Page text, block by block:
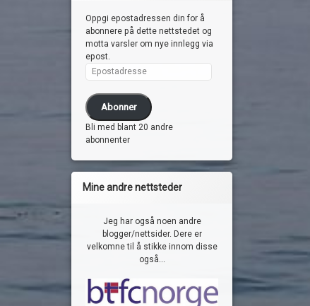
Oppgi epostadressen din for å
abonnere på dette nettstedet og
motta varsler om nye innlegg via
epost.
Epostadresse
Abonner
Bli med blant 20 andre
abonnenter
Mine andre nettsteder
Jeg har også noen andre
blogger/nettsider. Dere er
velkomne til å stikke innom disse
også...